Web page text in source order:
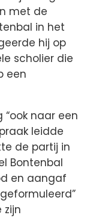
met de
in het
hij op
scholier die
een
naar een
leidde
de partij in
Bontenbal
en aangaf
zijn